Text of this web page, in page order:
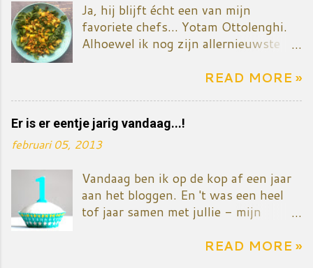
Ja, hij blijft écht een van mijn
favoriete chefs... Yotam Ottolenghi.
Alhoewel ik nog zijn allernieuwste
over zoete dingen, taart en dessert. Ik
eenmaal graag iets zoets én ik wil ook
mijn reeks kookboeken van
gerecht/salade komt uit Plenty more.
Het is een mengeling van koude en
warme ingredïenten. Lekker dus die
recept niet letterlijk gevolgd... want
READ MORE »
Er is er eentje jarig vandaag...!
februari 05, 2013
Vandaag ben ik op de kop af een jaar
aan het bloggen. En 't was een heel
tof jaar samen met jullie - mijn
het zo leuk zou vinden. Een blog dat
READ MORE »